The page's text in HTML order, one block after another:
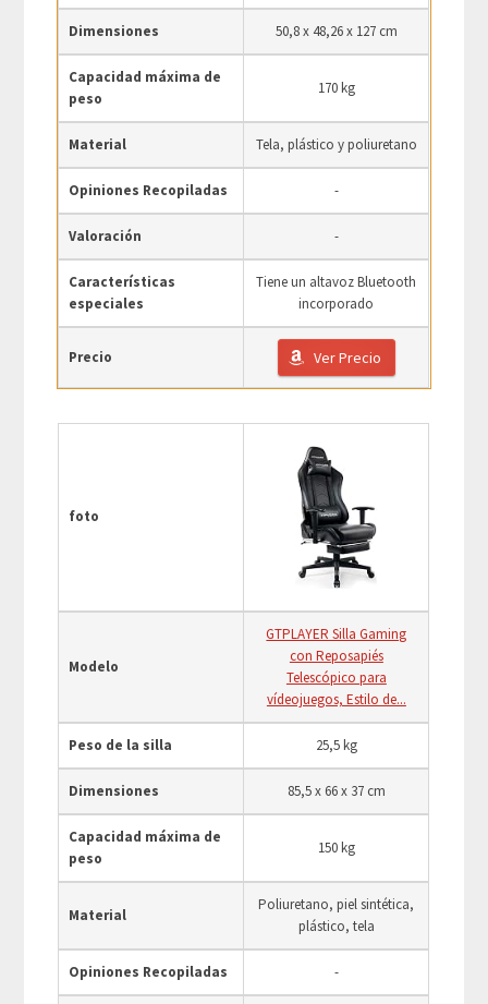
Dimensiones 50,8 x 48,26 x 127 cm
Capacidad máxima de
peso
170 kg
Material Tela, plástico y poliuretano
Opiniones Recopiladas -
Valoración -
Características
especiales
Tiene un altavoz Bluetooth
incorporado
Precio Ver Precio
foto
Modelo
GTPLAYER Silla Gaming
con Reposapiés
Telescópico para
vídeojuegos, Estilo de...
Peso de la silla 25,5 kg
Dimensiones 85,5 x 66 x 37 cm
Capacidad máxima de
peso
150 kg
Material
Poliuretano, piel sintética,
plástico, tela
Opiniones Recopiladas -